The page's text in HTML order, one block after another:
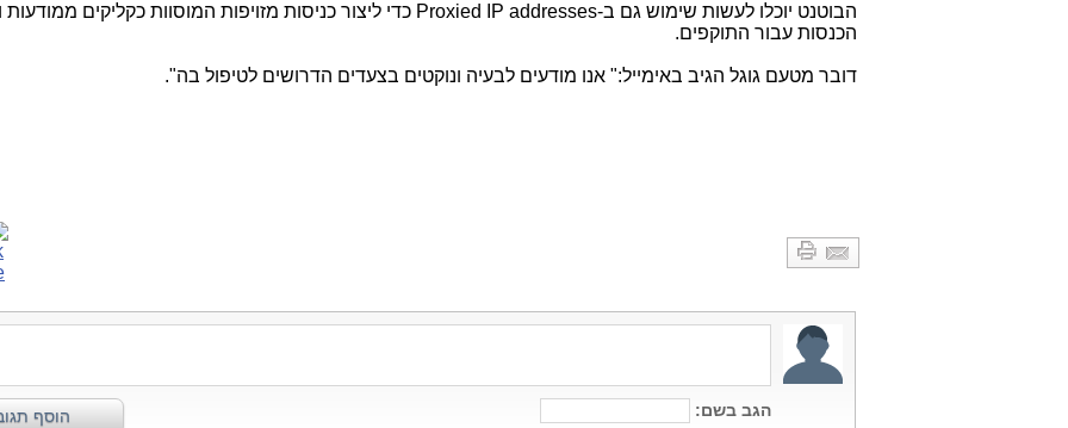
הבוטנט יוכלו לעשות שימוש גם ב-Proxied IP addresses כדי ליצור כניסות מזויפות המוסוות כקליקים ממודעות
הכנסות עבור התוקפים.
דובר מטעם גוגל הגיב באימייל:" אנו מודעים לבעיה ונוקטים בצעדים הדרושים לטיפול בה".